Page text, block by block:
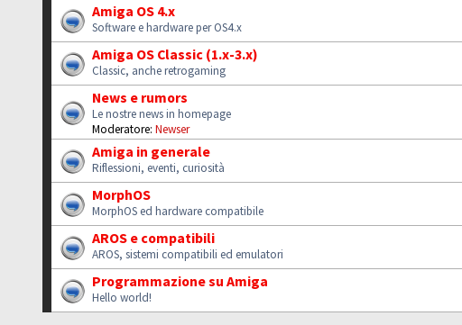
Amiga OS 4.x
Software e hardware per OS4.x
Amiga OS Classic (1.x-3.x)
Classic, anche retrogaming
News e rumors
Le nostre news in homepage
Moderatore: Newser
Amiga in generale
Riflessioni, eventi, curiosità
MorphOS
MorphOS ed hardware compatibile
AROS e compatibili
AROS, sistemi compatibili ed emulatori
Programmazione su Amiga
Hello world!